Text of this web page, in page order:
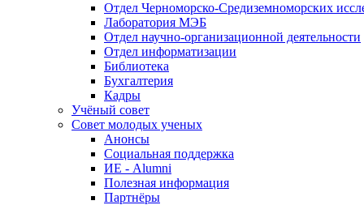
Отдел Черноморско-Средиземноморских
Лаборатория МЭБ
Отдел научно-организационной деятельности
Отдел информатизации
Библиотека
Бухгалтерия
Кадры
Учёный совет
Совет молодых ученых
Анонсы
Социальная поддержка
ИЕ - Alumni
Полезная информация
Партнёры